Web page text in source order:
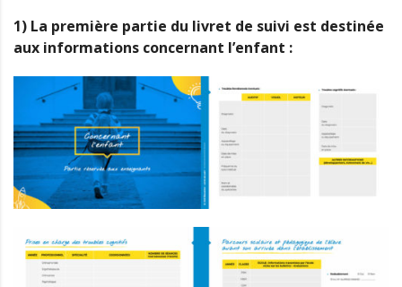
1) La première partie du livret de suivi est destinée
aux informations concernant l’enfant :